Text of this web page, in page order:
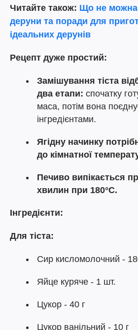
Читайте також: Що не можна
деруни та поради для
ідеальних дерунів
Рецепт дуже простий:
Замішування тіста
два етапи: спочатку
маса, потім вона
інгредієнтами.
Ягідну начинку
до кімнатної
Печиво випікається
хвилин при 180°C.
Інгредієнти:
Для тіста:
Сир кисломолочний -
Яйце куряче - 1 шт.
Цукор - 40 г
Цукор ванільний - 10 г